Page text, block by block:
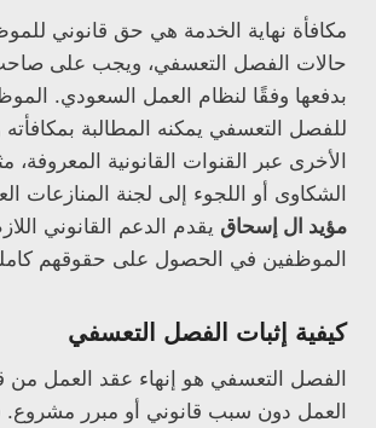
مكافأة نهاية الخدمة هي حق قانوني
حالات الفصل التعسفي، ويجب على صاحب
بدفعها وفقًا لنظام العمل السعودي.
للفصل التعسفي يمكنه المطالبة بمكافأته
الأخرى عبر القنوات القانونية المعروفة،
الشكاوى أو اللجوء إلى لجنة المنازعات
مؤيد ال إسحاق يقدم الدعم القانوني
الموظفين في الحصول على حقوقهم
كيفية إثبات الفصل التعسفي
الفصل التعسفي هو إنهاء عقد العمل
العمل دون سبب قانوني أو مبرر